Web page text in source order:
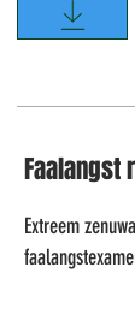
Faalangst
Extreem